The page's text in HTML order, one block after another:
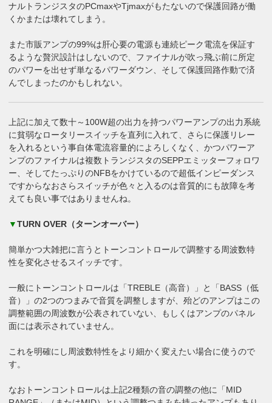
ナルトランジスタのPCmaxやTjmaxがもたないので保護回路が働
くかまたは壊れてしまう。
また市販アンプの99%は肝心要の電源も連続ピーク電流を保証す
るような贅沢設計はしないので、ファイナルが吹っ飛ぶ前に所定
のパワーを出せず単なるパワーダウン、そして保護回路作動で済
んでしまったのかもしれない。
上記に加えて数十～100W超の出力を持つパワーアンプの出力系統
に貧弱なロータリースイッチを直列に入れて、さらに保護リレー
を入れるという事自体電流容量的によろしくなく、かつパワーア
ンプのファイナルは複数トランジスタのSEPPエミッターフォロワ
ー、そしてたっぷりのNFBをかけているので超低インピーダンス
ですからなおさらスイッチが色々と入るのは音質的にも故障を考
えても良い事ではありませんね。
▼TURN OVER（ターンオーバー）
簡単かつ大雑把に言うとトーンコントロールで調整する周波数特
性を変化させるスイッチです。
一般にトーンコントロールは「TREBLE（高音）」と「BASS（低
音）」の2つのつまみで音質を調整しますが、殆どのアンプはこの
調整範囲の周波数が公表されていない、もしくはアンプのパネル
面には表示されていません。
これを明確にし周波数特性をより細かく変えたい場合に使うので
す。
なおトーンコントロールは上記2種類の音の調整の他に「MID